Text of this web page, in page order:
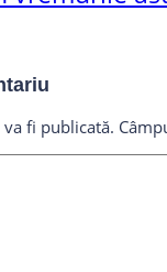
fi publicată.